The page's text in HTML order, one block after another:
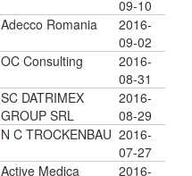
09-10
Adecco Romania
2016-
09-02
OC Consulting
2016-
08-31
SC DATRIMEX
GROUP SRL
2016-
08-29
N C TROCKENBAU 2016-
07-27
Active Medica
2016-